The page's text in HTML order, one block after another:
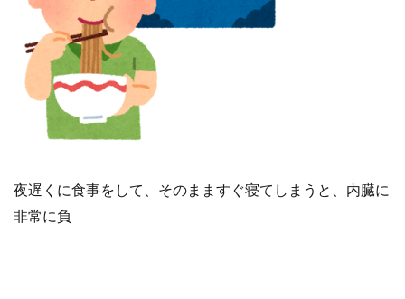
夜遅くに食事をして、そのまますぐ寝てしまうと、内臓に
非常に負